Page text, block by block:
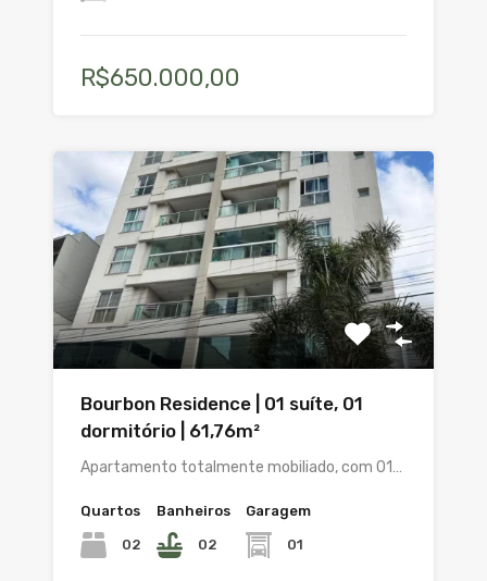
R$650.000,00
Bourbon Residence | 01 suíte, 01
dormitório | 61,76m²
Apartamento totalmente mobiliado, com 01…
Quartos
02
Banheiros
02
Garagem
01